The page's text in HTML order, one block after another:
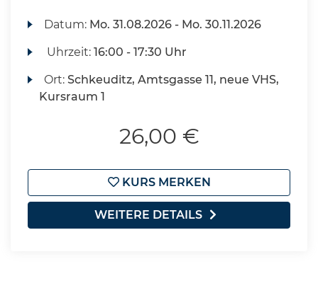
Datum: Mo. 31.08.2026 - Mo. 30.11.2026
Uhrzeit:16:00 - 17:30 Uhr
Ort:Schkeuditz, Amtsgasse 11, neue VHS,
Kursraum 1
26,00 €
KURS MERKEN
WEITERE DETAILS